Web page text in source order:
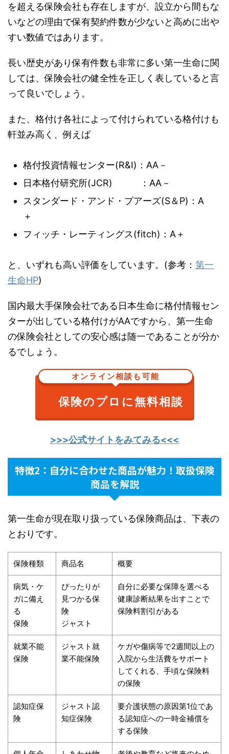
を超える保険会社も存在しますが、設立から間もな
いなどの理由で保有契約件数が少ないと高めに出や
すい数値ではあります。
長い歴史があり保有件数も非常に多い第一生命に関
しては、保険会社の健全性を正しく表していると言
って良いでしょう。
また、格付け各社によって付けられている格付けも
軒並み高く、例えば
格付投資情報センター(R&I)：AA－
日本格付研究所(JCR) ：AA－
スタンダード・アンド・プアーズ(S＆P)：A
＋
フィッチ・レーティングス(fitch)：A＋
と、いずれも高い評価をしています。(参考： 第一
生命HP)
国内最大手保険会社である日本生命に格付情報セン
ターが出している格付けがAAですから、第一生命
の保険会社としての安心感は随一であることが分か
るでしょう。
オンライン相談も可能
保険のプロに無料相談
>>>公式サイトをみてみる<<<
特徴2：自分に合わせた商品が魅力！取扱保険
商品を解説
第一生命が現在取り扱っている保険商品は、下表の
とおりです。
保険種類 商品名 概要
病気・ケ
ガに備え
る
保険
ぴったりが
見つかる保
険
ジャスト
自分に必要な保障を選べる
健康診断結果を出すことで
保険料割引がある
就業不能
保険
ジャスト就
業不能保険
ケガや傷病等で2週間以上の
入院から生活費をサポート
してくれる、手頃な保険料
の保険
認知症保
険
ジャスト認
知症保険
要介護状態の原因第1位であ
る認知症への一時金補償を
する保険